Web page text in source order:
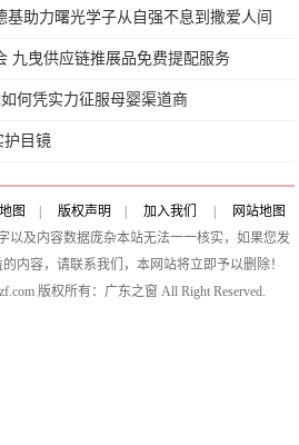
基助力曙光学子从自强不息到撒爱人间
九曳供应链推展品免费提配服务
何凭实力征服母婴渠道商
护目镜
图 版权声明 加入我们
网站地图
以及内容数据庞杂本站无法一一核实，如果您发
内容，请联系我们，本网站将立即予以删除！
版权所有：广东之窗 All Right Reserved.